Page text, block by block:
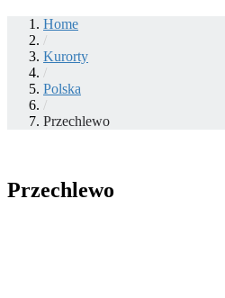
Home
/
Kurorty
/
Polska
/
Przechlewo
Przechlewo